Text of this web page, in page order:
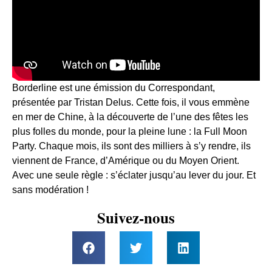
Borderline est une émission du Correspondant,
présentée par Tristan Delus. Cette fois, il vous emmène
en mer de Chine, à la découverte de l’une des fêtes les
plus folles du monde, pour la pleine lune : la Full Moon
Party. Chaque mois, ils sont des milliers à s’y rendre, ils
viennent de France, d’Amérique ou du Moyen Orient.
Avec une seule règle : s’éclater jusqu’au lever du jour. Et
sans modération !
Suivez-nous